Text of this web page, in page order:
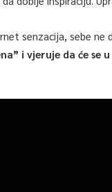
senzacija, sebe ne
i vjeruje da će se